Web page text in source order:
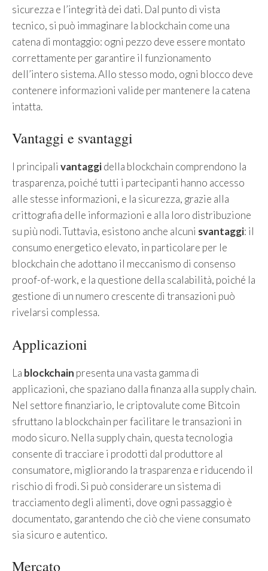
sicurezza e l’integrità dei dati. Dal punto di vista
tecnico, si può immaginare la blockchain come una
catena di montaggio: ogni pezzo deve essere montato
correttamente per garantire il funzionamento
dell’intero sistema. Allo stesso modo, ogni blocco deve
contenere informazioni valide per mantenere la catena
intatta.
Vantaggi e svantaggi
I principali vantaggidella blockchain comprendono la
trasparenza, poiché tutti i partecipanti hanno accesso
alle stesse informazioni, e la sicurezza, grazie alla
crittografia delle informazioni e alla loro distribuzione
su più nodi. Tuttavia, esistono anche alcuni svantaggi: il
consumo energetico elevato, in particolare per le
blockchain che adottano il meccanismo di consenso
proof-of-work, e la questione della scalabilità, poiché la
gestione di un numero crescente di transazioni può
rivelarsi complessa.
Applicazioni
La blockchain presenta una vasta gamma di
applicazioni, che spaziano dalla finanza alla supply chain.
Nel settore finanziario, le criptovalute come Bitcoin
sfruttano la blockchain per facilitare le transazioni in
modo sicuro. Nella supply chain, questa tecnologia
consente di tracciare i prodotti dal produttore al
consumatore, migliorando la trasparenza e riducendo il
rischio di frodi. Si può considerare un sistema di
tracciamento degli alimenti, dove ogni passaggio è
documentato, garantendo che ciò che viene consumato
sia sicuro e autentico.
Mercato